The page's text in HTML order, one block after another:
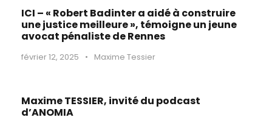
ICI – « Robert Badinter a aidé à construire
une justice meilleure », témoigne un jeune
avocat pénaliste de Rennes
février 12, 2025 • Maxime Tessier
Maxime TESSIER, invité du podcast
d’ANOMIA